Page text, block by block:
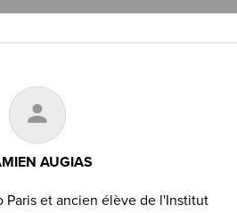
AUGIAS
Paris et ancien élève de l'Institut